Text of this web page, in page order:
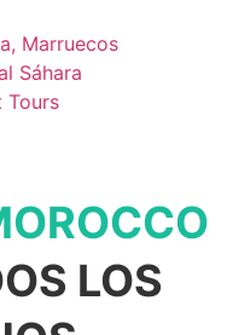
Marruecos
Sáhara
Tours
LOS